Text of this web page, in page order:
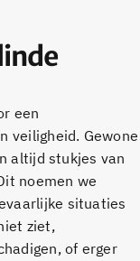
een
veiligheid. Gewone
altijd stukjes van
noemen we
situaties
ziet,
of erger